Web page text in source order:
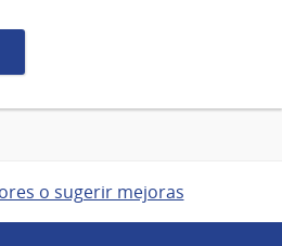
o sugerir mejoras